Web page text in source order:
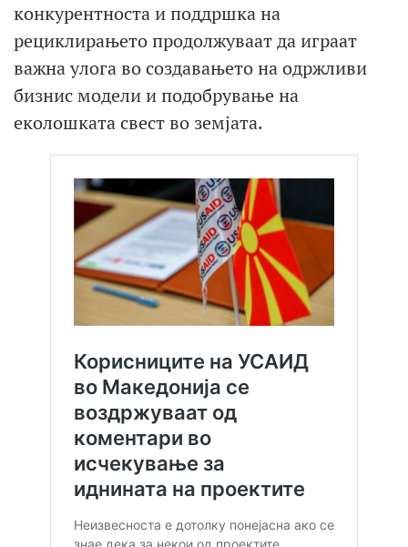
конкурентноста и поддршка на
рециклирањето продолжуваат да играат
важна улога во создавањето на одржливи
бизнис модели и подобрување на
еколошката свест во земјата.